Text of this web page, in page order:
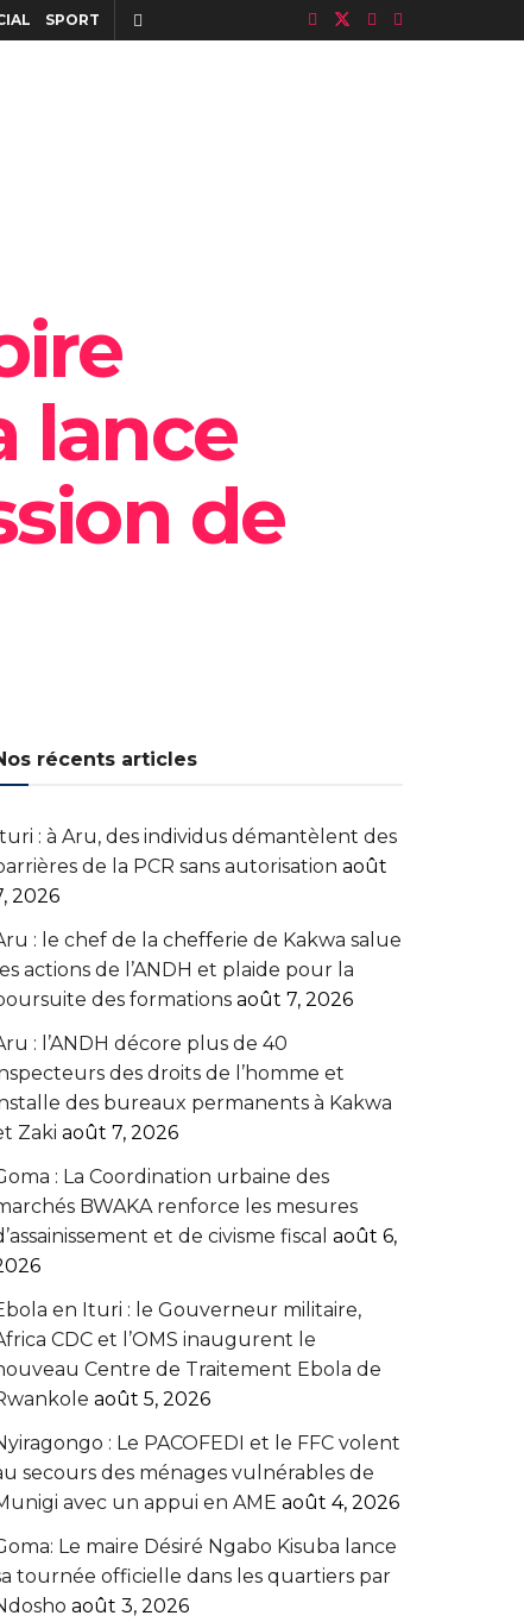
SPORT
lance
de
récents articles
: à Aru, des individus démantèlent des
de la PCR sans autorisation août
2026
: le chef de la chefferie de Kakwa salue
les actions de l’ANDH et plaide pour la
des formations août 7, 2026
: l’ANDH décore plus de 40
des droits de l’homme et
des bureaux permanents à Kakwa
Zaki août 7, 2026
: La Coordination urbaine des
BWAKA renforce les mesures
et de civisme fiscal août 6,
en Ituri : le Gouverneur militaire,
CDC et l’OMS inaugurent le
Centre de Traitement Ebola de
août 5, 2026
: Le PACOFEDI et le FFC volent
secours des ménages vulnérables de
avec un appui en AME‎‎ août 4, 2026
Le maire Désiré Ngabo Kisuba lance
tournée officielle dans les quartiers par
août 3, 2026